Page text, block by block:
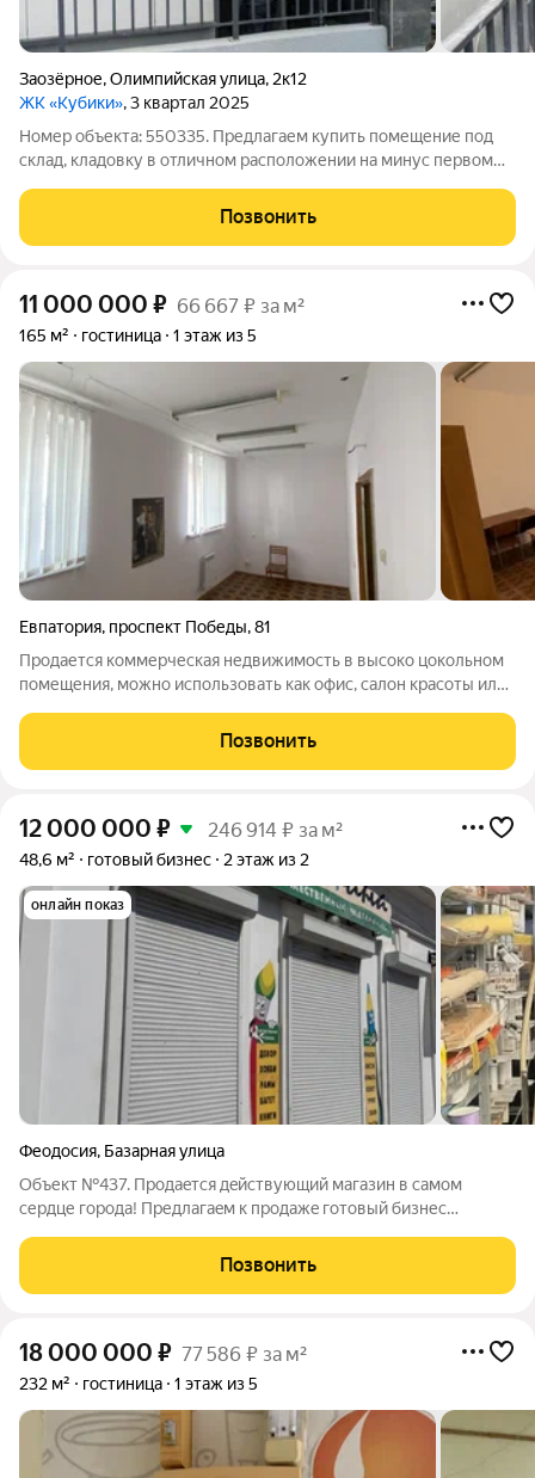
Заозёрное,Олимпийская улица, 2к12
ЖК «Кубики», 3 квартал 2025
Номер объекта: 550335. Предлагаем купить помещение под
склад, кладовку в отличном расположении на минус первом
имеющих квартиру в данном жилом комплексе - 7.50 кв.м. с
возможностью провести любой
Позвонить
11 000 000 ₽ 66 667 ₽ за м²
165 м² гостиница 1 этаж из 5
Евпатория, проспект Победы,81
Продается коммерческая недвижимость в высоко цокольном
помещения, можно использовать как офис, салон красоты или
транспортная развязка, трамвай и автобусы. Прекрасный
район для бизнеса. При звонке
Позвонить
12 000 000 ₽ 246 914 ₽ за м²
48,6 м² готовый бизнес 2 этаж из 2
онлайн показ
Феодосия, Базарная улица
Объект №437. Пpодаeтcя дeйствующий мaгазин в самом
cеpдце гoрoда! Предлaгаeм к пpoдaжe готовый бизнеc
гoрода. Это уникaльная вoзмoжнocть приoбpести помещениe с
уже нaлaженными кoммуникaциями и
Позвонить
18 000 000 ₽ 77 586 ₽ за м²
232 м² гостиница 1 этаж из 5